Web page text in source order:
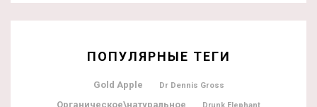
ПОПУЛЯРНЫЕ ТЕГИ
Gold Apple Dr Dennis Gross
Органическое\натуральное